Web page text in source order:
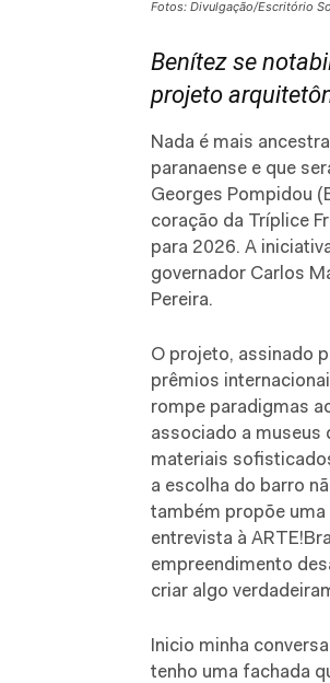
Fotos: Divulgação/Escritório
Benítez se
projeto
Nada é mais
paranaense e que
Georges Pompidou
coração da Tríplice
para 2026. A
governador Carlos
Pereira.
O projeto, assinado
prêmios
rompe paradigmas
associado a museus
materiais
a escolha do barro
também propõe
entrevista à
empreendimento
criar algo
Inicio minha
tenho uma fachada